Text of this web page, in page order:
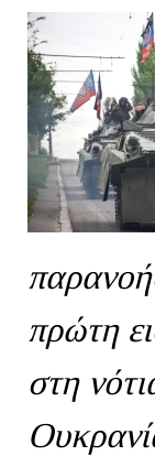
πρώτη
στη